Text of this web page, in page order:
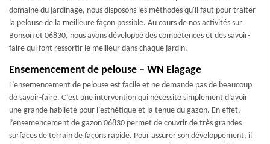
domaine du jardinage, nous disposons les méthodes qu'il faut pour traiter
la pelouse de la meilleure façon possible. Au cours de nos activités sur
Bonson et 06830, nous avons développé des compétences et des savoir-
faire qui font ressortir le meilleur dans chaque jardin.
Ensemencement de pelouse – WN Elagage
L’ensemencement de pelouse est facile et ne demande pas de beaucoup
de savoir-faire. C’est une intervention qui nécessite simplement d’avoir
une grande habileté pour l’esthétique et la tenue du gazon. En effet,
l’ensemencement de gazon 06830 permet de couvrir de très grandes
surfaces de terrain de façons rapide. Pour assurer son développement, il